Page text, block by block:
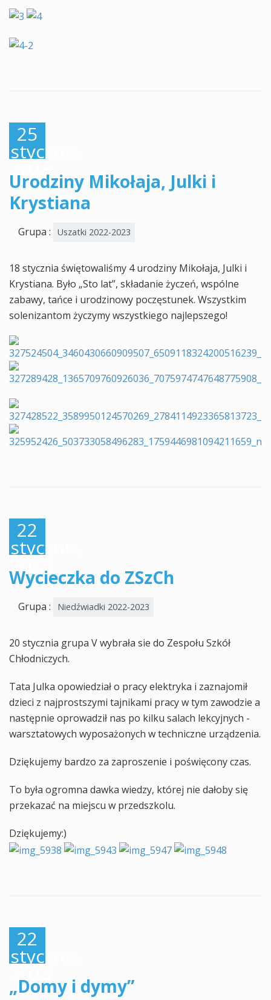
25
stycznia,
2023
Urodziny Mikołaja, Julki i
Krystiana
Grupa : Uszatki 2022-2023
18 stycznia świętowaliśmy 4 urodziny Mikołaja, Julki i
Krystiana. Było „Sto lat”, składanie życzeń, wspólne
zabawy, tańce i urodzinowy poczęstunek. Wszystkim
solenizantom życzymy wszystkiego najlepszego!
22
stycznia,
2023
Wycieczka do ZSzCh
Grupa : Niedźwiadki 2022-2023
20 stycznia grupa V wybrała sie do Zespołu Szkół
Chłodniczych.
Tata Julka opowiedział o pracy elektryka i zaznajomił
dzieci z najprostszymi tajnikami pracy w tym zawodzie a
następnie oprowadził nas po kilku salach lekcyjnych -
warsztatowych wyposażonych w techniczne urządzenia.
Dziękujemy bardzo za zaproszenie i poświęcony czas.
To była ogromna dawka wiedzy, której nie dałoby się
przekazać na miejscu w przedszkolu.
Dziękujemy:)
22
stycznia,
2023
„Domy i dymy”